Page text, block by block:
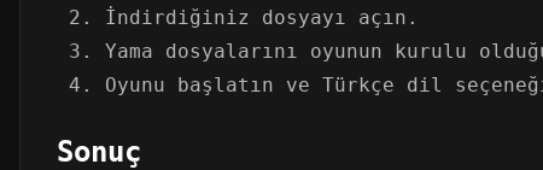
İndirdiğiniz dosyayı açın.
Yama dosyalarını oyunun kurulu
Oyunu başlatın ve Türkçe dil
Sonuç